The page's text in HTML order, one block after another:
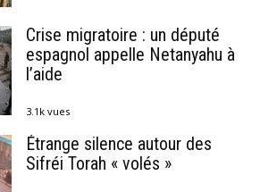
Crise migratoire : un député
espagnol appelle Netanyahu à
l’aide
3.1k vues
Étrange silence autour des
Sifréi Torah « volés »